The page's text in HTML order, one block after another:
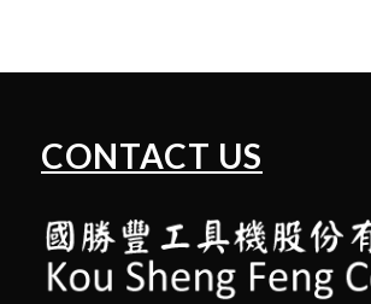
CONTACT US